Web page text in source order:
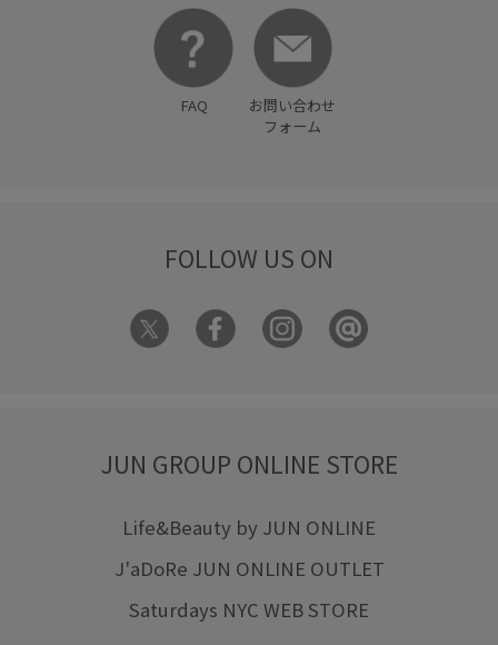
FAQ
お問い合わせ
フォーム
FOLLOW US ON
JUN GROUP ONLINE STORE
Life&Beauty by JUN ONLINE
J'aDoRe JUN ONLINE OUTLET
Saturdays NYC WEB STORE